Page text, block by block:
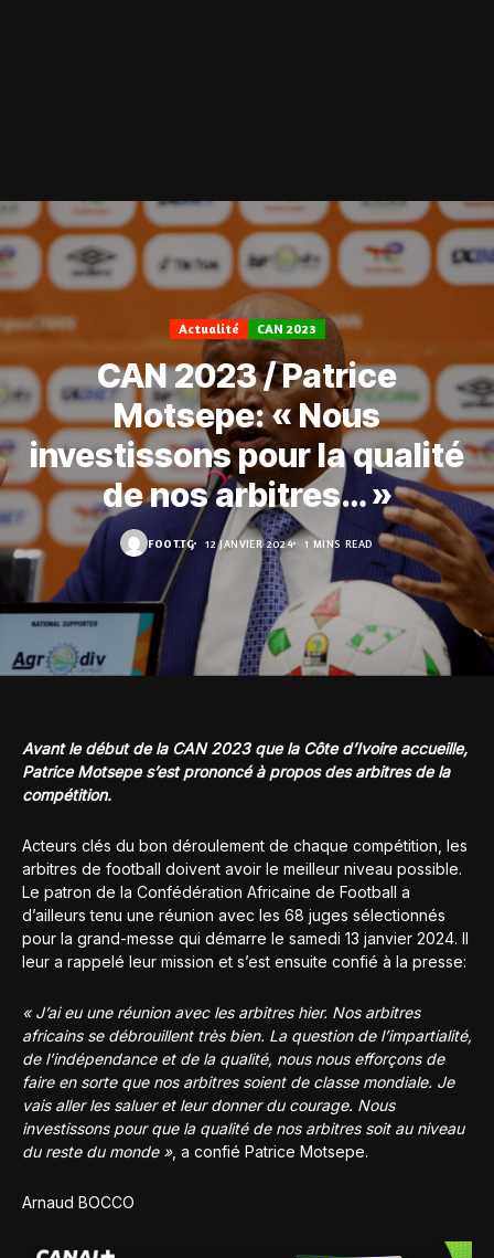
Actualité CAN 2023
CAN 2023 / Patrice
Motsepe: « Nous
investissons pour la qualité
de nos arbitres… »
FOOT.TG 12 JANVIER 2024 1 MINS READ
Avant le début de la CAN 2023 que la Côte d’Ivoire accueille,
Patrice Motsepe s’est prononcé à propos des arbitres de la
compétition.
Acteurs clés du bon déroulement de chaque compétition, les
arbitres de football doivent avoir le meilleur niveau possible.
Le patron de la Confédération Africaine de Football a
d’ailleurs tenu une réunion avec les 68 juges sélectionnés
pour la grand-messe qui démarre le samedi 13 janvier 2024. Il
leur a rappelé leur mission et s’est ensuite confié à la presse:
« J’ai eu une réunion avec les arbitres hier. Nos arbitres
africains se débrouillent très bien. La question de l’impartialité,
de l’indépendance et de la qualité, nous nous efforçons de
faire en sorte que nos arbitres soient de classe mondiale. Je
vais aller les saluer et leur donner du courage. Nous
investissons pour que la qualité de nos arbitres soit au niveau
du reste du monde », a confié Patrice Motsepe.
Arnaud BOCCO